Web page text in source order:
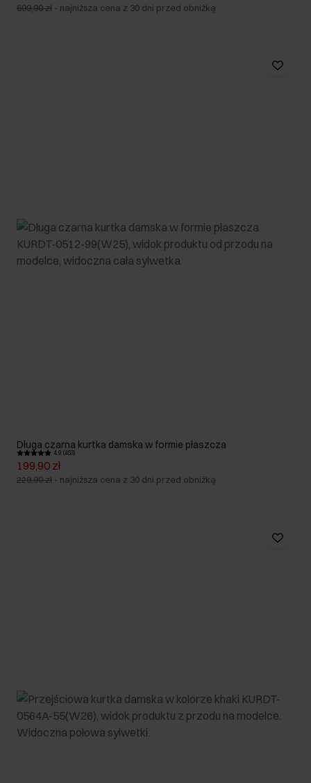
699,90 zł - najniższa cena z 30 dni przed obniżką
Długa czarna kurtka damska w formie płaszcza
4.9 (453)
199,90 zł
229,90 zł - najniższa cena z 30 dni przed obniżką